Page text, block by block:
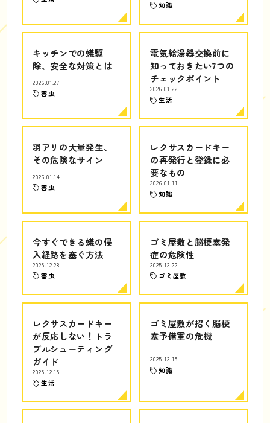
知識
キッチンでの蟻駆
除、安全な対策とは
2026.01.27
害虫
電気給湯器交換前に
知っておきたい7つの
チェックポイント
2026.01.22
生活
羽アリの大量発生、
その危険なサイン
2026.01.14
害虫
レクサスカードキー
の再発行と登録に必
要なもの
2026.01.11
知識
今すぐできる蟻の侵
入経路を塞ぐ方法
2025.12.28
害虫
ゴミ屋敷と脳梗塞発
症の危険性
2025.12.22
ゴミ屋敷
レクサスカードキー
が反応しない！トラ
ブルシューティング
ガイド
2025.12.15
生活
ゴミ屋敷が招く脳梗
塞予備軍の危機
2025.12.15
知識